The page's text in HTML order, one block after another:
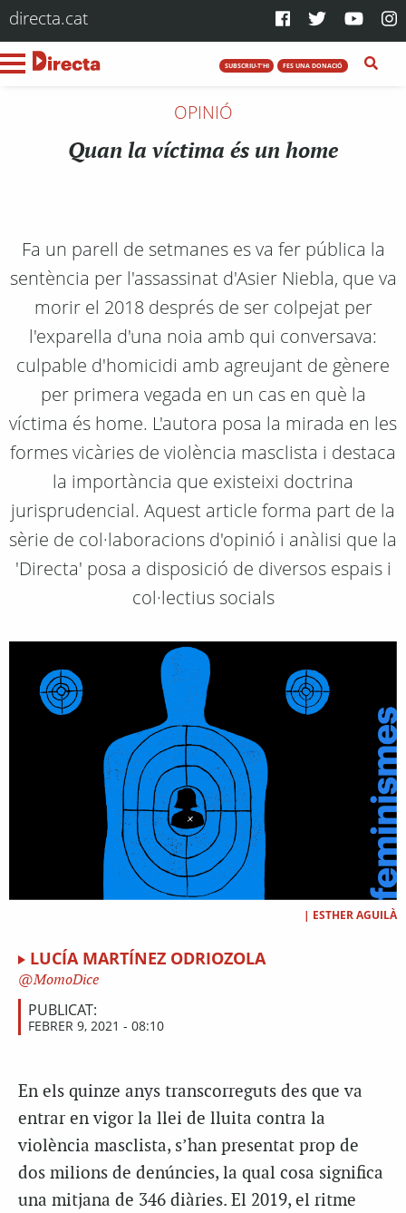
directa.cat
SUBSCRIU-T'HI FES UNA DONACIÓ
OPINIÓ
Quan la víctima és un home
Fa un parell de setmanes es va fer pública la
sentència per l'assassinat d'Asier Niebla, que va
morir el 2018 després de ser colpejat per
l'exparella d'una noia amb qui conversava:
culpable d'homicidi amb agreujant de gènere
per primera vegada en un cas en què la
víctima és home. L'autora posa la mirada en les
formes vicàries de violència masclista i destaca
la importància que existeixi doctrina
jurisprudencial. Aquest article forma part de la
sèrie de col·laboracions d'opinió i anàlisi que la
'Directa' posa a disposició de diversos espais i
col·lectius socials
| ESTHER AGUILÀ
LUCÍA MARTÍNEZ ODRIOZOLA
MomoDice
PUBLICAT:
FEBRER 9, 2021 - 08:10
En els quinze anys transcorreguts des que va
entrar en vigor la llei de lluita contra la
violència masclista, s’han presentat prop de
dos milions de denúncies, la qual cosa significa
una mitjana de 346 diàries. El 2019, el ritme